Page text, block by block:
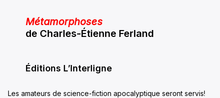
Métamorphoses
de Charles-Étienne Ferland
Éditions L’Interligne
Les amateurs de science-fiction apocalyptique seront servis!